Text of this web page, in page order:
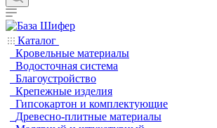
Каталог
Кровельные материалы
Водосточная система
Благоустройство
Крепежные изделия
Гипсокартон и комплектующие
Древесно-плитные материалы